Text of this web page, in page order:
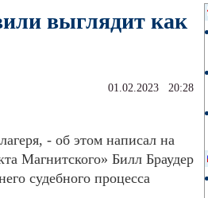
выглядит как
01.02.2023 20:28
- об этом написал на
Магнитского» Билл Браудер
судебного процесса